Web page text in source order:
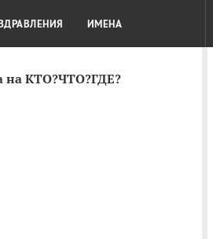
на КТО?ЧТО?ГДЕ?
КРАСОТА ИМЕНА